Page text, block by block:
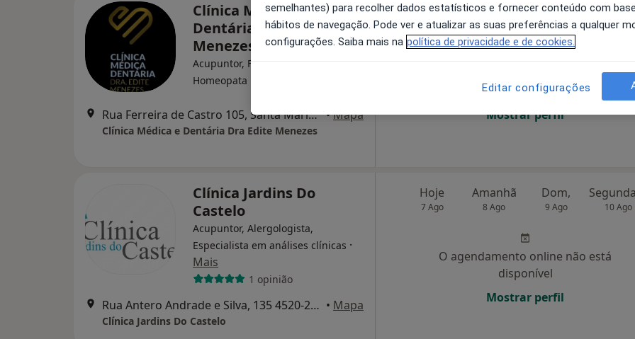
Clínica Médica e
Dentária Dra Edite
Menezes
Acupuntor, Fisioterapeuta,
Homeopata
Rua Ferreira de Castro 105, Santa Maria da Feira •Mapa
Clínica Médica e Dentária Dra Edite Menezes
Hoje
7 Ago
Amanhã
8 Ago
Dom,
9 Ago 10 Ago
O agendamento online não está
disponível
Mostrar perfil
Clínica Jardins Do
Castelo
Acupuntor, Alergologista,
Especialista em análises clínicas ·
Mais
1 opinião
Rua Antero Andrade e Silva, 135 4520-290 Feira, Santa Maria da Feira • Mapa
Clínica Jardins Do Castelo
Hoje
7 Ago
Amanhã
8 Ago
Dom,
9 Ago 10 Ago
O agendamento online não está
disponível
Mostrar perfil
semelhantes) para recolher dados estatísticos e fornecer conteúdo com
hábitos de navegação. Pode ver e atualizar as suas preferências a qualquer
configurações. Saiba mais na política de privacidade e de cookies.
Editar configurações